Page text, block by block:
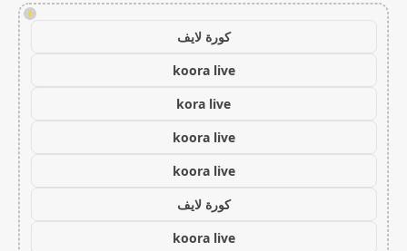
!
كورة لايف
koora live
kora live
koora live
koora live
كورة لايف
koora live